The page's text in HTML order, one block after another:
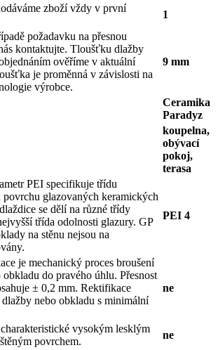
zboží vždy v první
1
požadavku na přesnou
kontaktujte. Tloušťku dlažby
ověříme v aktuální
je proměnná v závislosti na
výrobce.
9 mm
Ceramika
Paradyz
koupelna,
obývací
pokoj,
terasa
PEI specifikuje třídu
glazovaných keramických
se dělí na různé třídy
třída odolnosti glazury. GP
na stěnu nejsou na
PEI 4
je mechanický proces broušení
do pravého úhlu. Přesnost
± 0,2 mm. Rektifikace
nebo obkladu s minimální
ne
vysokým lesklým
povrchem.
ne